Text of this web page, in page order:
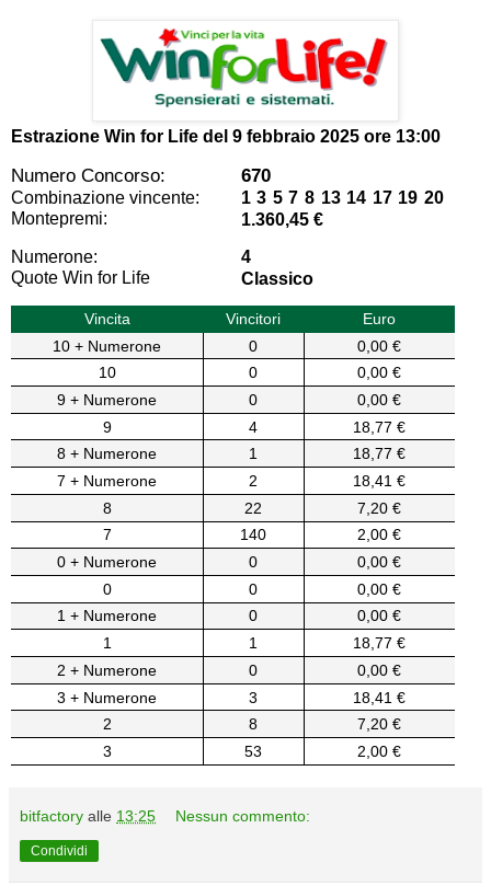
Estrazione Win for Life del 9 febbraio 2025 ore 13:00
Numero Concorso: 670
Combinazione vincente:
1 3 5 7 8 13 14 17 19 20
Montepremi:
1.360,45 €
Numerone:
4
Quote Win for Life
Classico
Vincita Vincitori
Euro
10 + Numerone
0
0,00 €
10
0
0,00 €
9 + Numerone
0
0,00 €
9
4
18,77 €
8 + Numerone
1
18,77 €
7 + Numerone
2
18,41 €
8
22
7,20 €
7
140
2,00 €
0 + Numerone
0
0,00 €
0
0
0,00 €
1 + Numerone
0
0,00 €
1
1
18,77 €
2 + Numerone
0
0,00 €
3 + Numerone
3
18,41 €
2
8
7,20 €
3
53 2,00 €
bitfactory alle 13:25 Nessun commento:
Condividi